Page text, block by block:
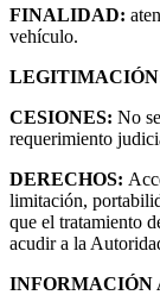
FINALIDAD:
vehículo.
CESIONES: No
requerimiento
DERECHOS:
limitación,
que el tratamiento
acudir a la
INFORMACIÓN